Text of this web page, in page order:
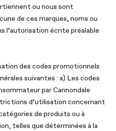
ou nous sont
de ces marques, noms ou
l’autorisation écrite préalable
des codes promotionnels
suivantes : a) Les codes
par Cannondale
d’utilisation concernant
de produits ou à
telles que déterminées à la